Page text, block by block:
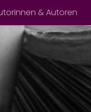
& Autoren